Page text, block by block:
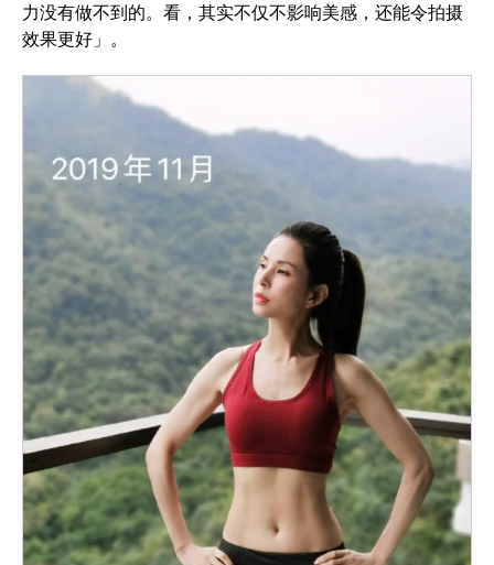
力没有做不到的。看，其实不仅不影响美感，还能令拍摄
效果更好」。